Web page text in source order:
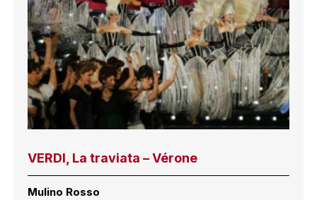
VERDI, La traviata – Vérone
Mulino Rosso